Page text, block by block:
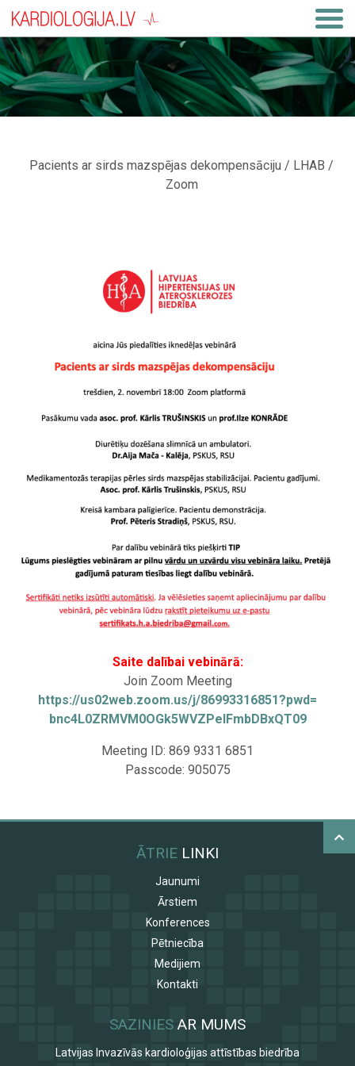
Pacients ar sirds mazspējas dekompensāciju / LHAB /
Zoom
Saite dalībai vebinārā:
Join Zoom Meeting
https://us02web.zoom.us/j/86993316851?pwd=
bnc4L0ZRMVM0OGk5WVZPelFmbDBxQT09
Meeting ID: 869 9331 6851
Passcode: 905075
ĀTRIE LINKI
Jaunumi
Ārstiem
Konferences
Pētniecība
Medijiem
Kontakti
SAZINIES AR MUMS
Latvijas Invazīvās kardioloģijas attīstības biedrība